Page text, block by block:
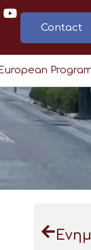
Contact
European